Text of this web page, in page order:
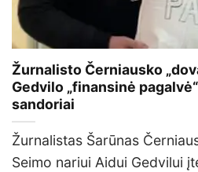
Žurnalisto Černiausko
Gedvilo „finansinė
sandoriai
Žurnalistas Šarūnas
Seimo nariui Aidui Gedvilui